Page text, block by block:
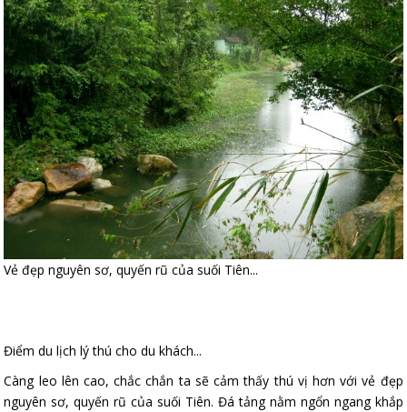
Vẻ đẹp nguyên sơ, quyến rũ của suối Tiên...
Điểm du lịch lý thú cho du khách...
Càng leo lên cao, chắc chắn ta sẽ cảm thấy thú vị hơn với vẻ đẹp
nguyên sơ, quyến rũ của suối Tiên. Đá tảng nằm ngổn ngang khắp